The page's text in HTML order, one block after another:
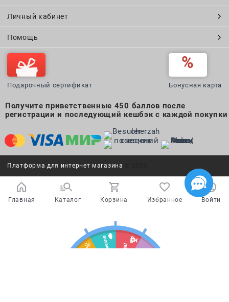
Личный кабинет
Помощь
Подарочный сертификат Бонусная карта
Получите приветственные 450 баллов после
регистрации и последующий кешбэк с каждой покупки
Платформа для интернет магазина
Главная Каталог Корзина Избранное Войти